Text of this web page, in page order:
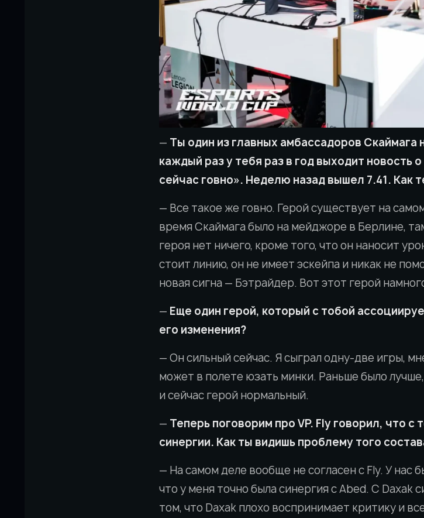
— Ты один из главных амбассадоров Скаймага
каждый раз у тебя раз в год выходит новость
сейчас говно». Неделю назад вышел 7.41. Как
— Все такое же говно. Герой существует на
время Скаймага было на мейджоре в Берлине,
героя нет ничего, кроме того, что он наносит
стоит линию, он не имеет эскейпа и никак не
новая сигна — Бэтрайдер. Вот этот герой
— Еще один герой, который с тобой
его изменения?
— Он сильный сейчас. Я сыграл одну-две игры,
может в полете юзать минки. Раньше было
и сейчас герой нормальный.
— Теперь поговорим про VP. Fly говорил, что
синергии. Как ты видишь проблему того
— На самом деле вообще не согласен с Fly. У нас
что у меня точно была синергия с Abed. С Daxak
том, что Daxak плохо воспринимает критику и